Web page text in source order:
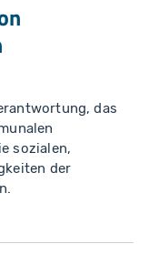
das
sozialen,
der